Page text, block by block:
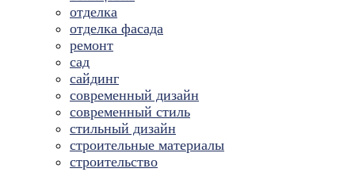
отделка
отделка фасада
ремонт
сад
сайдинг
современный дизайн
современный стиль
стильный дизайн
строительные материалы
строительство